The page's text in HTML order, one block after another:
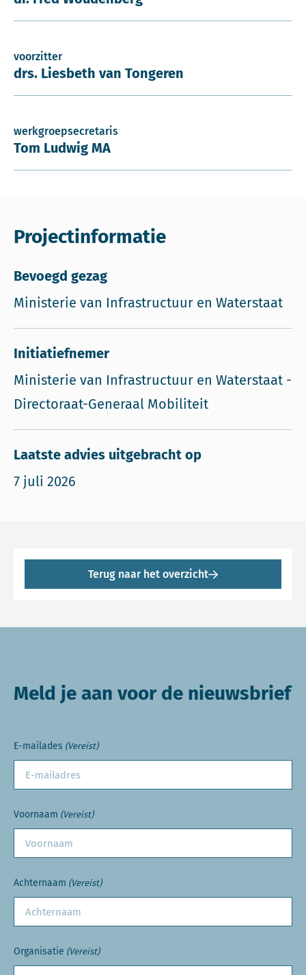
voorzitter
drs. Liesbeth van Tongeren
werkgroepsecretaris
Tom Ludwig MA
Projectinformatie
Bevoegd gezag
Ministerie van Infrastructuur en Waterstaat
Initiatiefnemer
Ministerie van Infrastructuur en Waterstaat -
Directoraat-Generaal Mobiliteit
Laatste advies uitgebracht op
7 juli 2026
Terug naar het overzicht
Meld je aan voor de nieuwsbrief
E-mailades (Vereist)
Voornaam (Vereist)
Achternaam (Vereist)
Organisatie (Vereist)